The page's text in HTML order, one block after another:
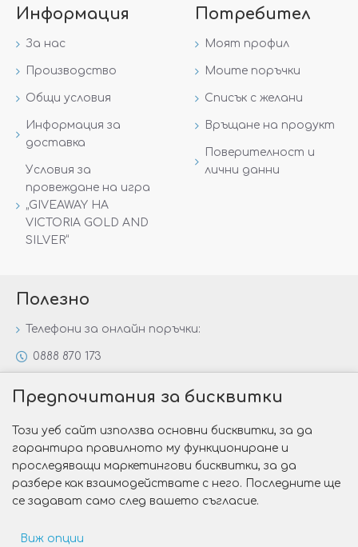
Информация
За нас
Производство
Общи условия
Информация за
доставка
Условия за
провеждане на игра
„GIVEAWAY НА
VICTORIA GOLD AND
SILVER“
Потребител
Моят профил
Моите поръчки
Списък с желани
Връщане на продукт
Поверителност и
лични данни
Полезно
Телефони за онлайн поръчки:
0888 870 173
Специални предложения
Защо да изберете Victoria Gold&Silver?
Как да изберем годежен пръстен?
Предпочитания за бисквитки
Този уеб сайт използва основни бисквитки, за да
гарантира правилното му функциониране и
проследяващи маркетингови бисквитки, за да
разбере как взаимодействате с него. Последните ще
се задават само след вашето съгласие.
Виж опции